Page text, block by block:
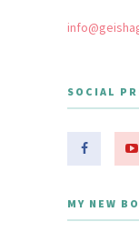
SOCIAL
MY NEW